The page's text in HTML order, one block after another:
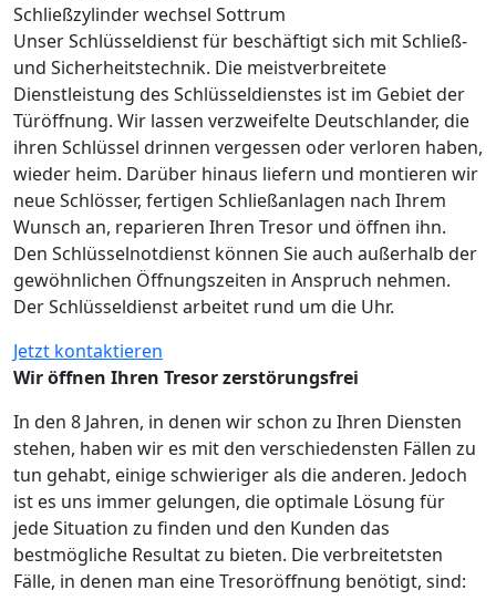
Schließzylinder wechsel Sottrum
Unser Schlüsseldienst für beschäftigt sich mit Schließ-
und Sicherheitstechnik. Die meistverbreitete
Dienstleistung des Schlüsseldienstes ist im Gebiet der
Türöffnung. Wir lassen verzweifelte Deutschlander, die
ihren Schlüssel drinnen vergessen oder verloren haben,
wieder heim. Darüber hinaus liefern und montieren wir
neue Schlösser, fertigen Schließanlagen nach Ihrem
Wunsch an, reparieren Ihren Tresor und öffnen ihn.
Den Schlüsselnotdienst können Sie auch außerhalb der
gewöhnlichen Öffnungszeiten in Anspruch nehmen.
Der Schlüsseldienst arbeitet rund um die Uhr.
Jetzt kontaktieren
Wir öffnen Ihren Tresor zerstörungsfrei
In den 8 Jahren, in denen wir schon zu Ihren Diensten
stehen, haben wir es mit den verschiedensten Fällen zu
tun gehabt, einige schwieriger als die anderen. Jedoch
ist es uns immer gelungen, die optimale Lösung für
jede Situation zu finden und den Kunden das
bestmögliche Resultat zu bieten. Die verbreitetsten
Fälle, in denen man eine Tresoröffnung benötigt, sind: